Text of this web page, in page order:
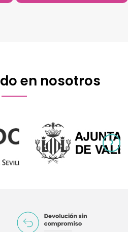
en nosotros
›